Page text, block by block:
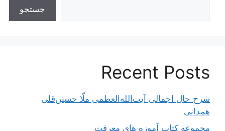
جستجو
Recent Posts
شرح حال اجمالی آیت‌الله‌العظمی ملّا حسین‌قلی
همدانی
مجموعه کتاب آموزه های معرفت